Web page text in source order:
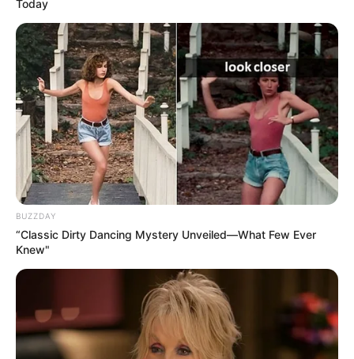
Kinderausflugsziele für Stolpen
Kindergeburtstag feiern
Schlösser und Burgen in und um Stolpen
Tagesausflugsziele für Stolpen
Bademöglichkeiten
Wandern
Kinoprogramm
Angebote für Behinderte
Aussichtstürme
Tier- und Zooparks
Fremdenverkehrsamt und Tourist Information Stolpe
Today
BUZZDAY
“Classic Dirty Dancing Mystery Unveiled—What Few Ever
Knew"